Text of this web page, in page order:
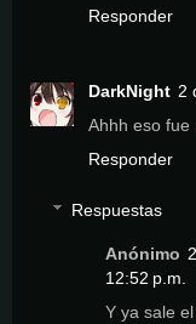
Responder
DarkNight 2
Ahhh eso fue
Responder
Respuestas
Anónimo
12:52 p.m.
Y ya sale